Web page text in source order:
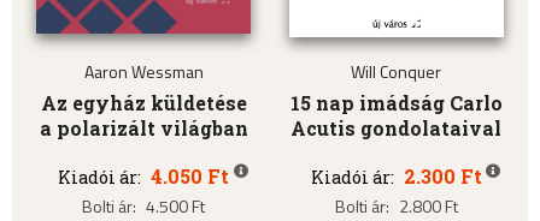
Aaron Wessman
Az egyház küldetése
a polarizált világban
Kiadói ár: 4.050 Ft
Bolti ár: 4.500 Ft
Will Conquer
15 nap imádság Carlo
Acutis gondolataival
Kiadói ár: 2.300 Ft
Bolti ár: 2.800 Ft